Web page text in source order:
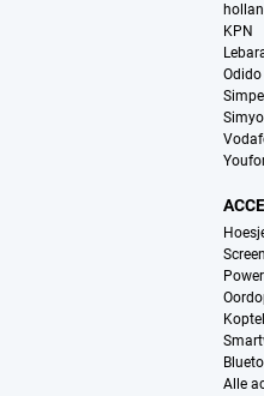
KPN
Odido
Simpel
Simyo
Alle